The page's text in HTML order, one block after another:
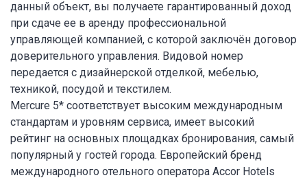
данный объект, вы получаете гарантированный доход
при сдаче ее в аренду профессиональной
управляющей компанией, с которой заключён договор
доверительного управления. Видовой номер
передается с дизайнерской отделкой, мебелью,
техникой, посудой и текстилем.
Mercure 5* соответствует высоким международным
стандартам и уровням сервиса, имеет высокий
рейтинг на основных площадках бронирования, самый
популярный у гостей города. Европейский бренд
международного отельного оператора Accor Hotels